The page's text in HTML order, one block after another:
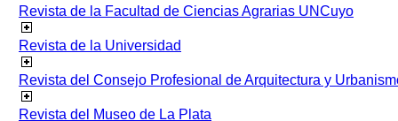
Revista de la Facultad de Ciencias Agrarias UNCuyo
Revista de la Universidad
Revista del Consejo Profesional de Arquitectura y
Revista del Museo de La Plata